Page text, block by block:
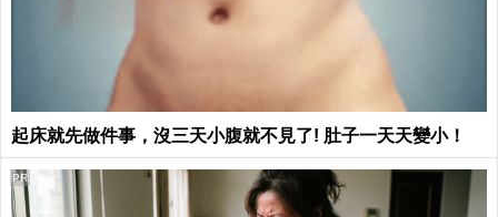
起床就先做件事，沒三天小腹就不見了! 肚子一天天變小！
PR